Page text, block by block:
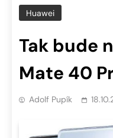
Huawei
Tak bude
Mate 40
Adolf Pupík